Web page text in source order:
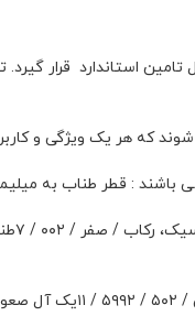
تامین استاندارد قرار
که هر یک ویژگی و
باشند : قطر طناب به